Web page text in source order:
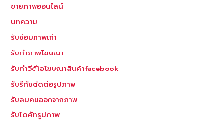
ภาพ
สี
สินค้า
สิ่งของ
สถาน
ที่
ขายภาพออนไลน์
บทความ
รับซ่อมภาพเก่า
รับทำภาพโฆษณา
รับทำวีดีโอโฆษณาสินค้าfacebook
รับรีทัชตัดต่อรูปภาพ
รับลบคนออกจากภาพ
รับไดคัทรูปภาพ